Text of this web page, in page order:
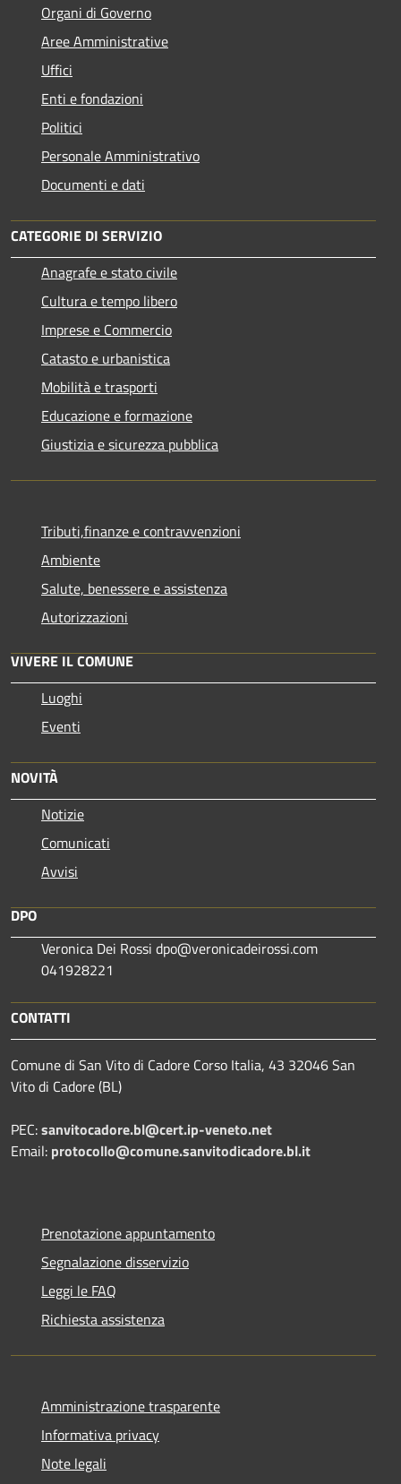
Organi di Governo
Aree Amministrative
Uffici
Enti e fondazioni
Politici
Personale Amministrativo
Documenti e dati
CATEGORIE DI SERVIZIO
Anagrafe e stato civile
Cultura e tempo libero
Imprese e Commercio
Catasto e urbanistica
Mobilità e trasporti
Educazione e formazione
Giustizia e sicurezza pubblica
Tributi,finanze e contravvenzioni
Ambiente
Salute, benessere e assistenza
Autorizzazioni
VIVERE IL COMUNE
Luoghi
Eventi
NOVITÀ
Notizie
Comunicati
Avvisi
DPO
Veronica Dei Rossi dpo@veronicadeirossi.com
041928221
CONTATTI
Comune di San Vito di Cadore Corso Italia, 43 32046 San
Vito di Cadore (BL)
PEC:sanvitocadore.bl@cert.ip-veneto.net
Email: protocollo@comune.sanvitodicadore.bl.it
Prenotazione appuntamento
Segnalazione disservizio
Leggi le FAQ
Richiesta assistenza
Amministrazione trasparente
Informativa privacy
Note legali